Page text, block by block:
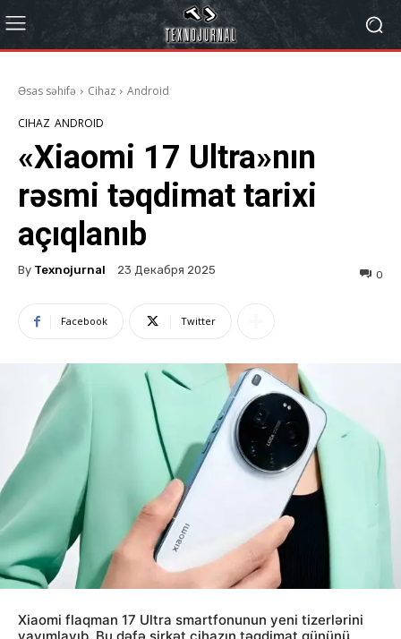
Əsas səhifə Cihaz Android
CIHAZ ANDROID
«Xiaomi 17 Ultra»nın
rəsmi təqdimat tarixi
açıqlanıb
By Texnojurnal 23 Декабря 2025 0
Facebook Twitter
Xiaomi flaqman 17 Ultra smartfonunun yeni tizerlərini